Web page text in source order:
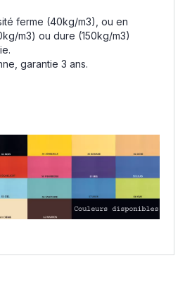
ferme (40kg/m3), ou en
m3) ou dure (150kg/m3)
garantie 3 ans.